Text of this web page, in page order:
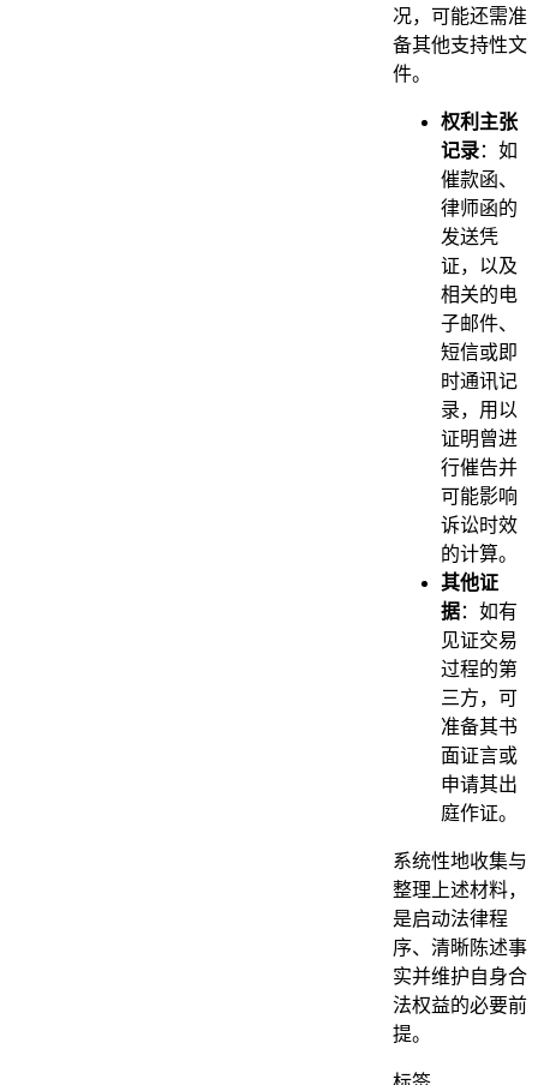
况，可能还需准
备其他支持性文
件。
权利主张
记录：如
催款函、
律师函的
发送凭
证，以及
相关的电
子邮件、
短信或即
时通讯记
录，用以
证明曾进
行催告并
可能影响
诉讼时效
的计算。
其他证
据：如有
见证交易
过程的第
三方，可
准备其书
面证言或
申请其出
庭作证。
系统性地收集与
整理上述材料，
是启动法律程
序、清晰陈述事
实并维护自身合
法权益的必要前
提。